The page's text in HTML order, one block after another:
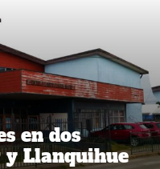
en dos
Llanquihue